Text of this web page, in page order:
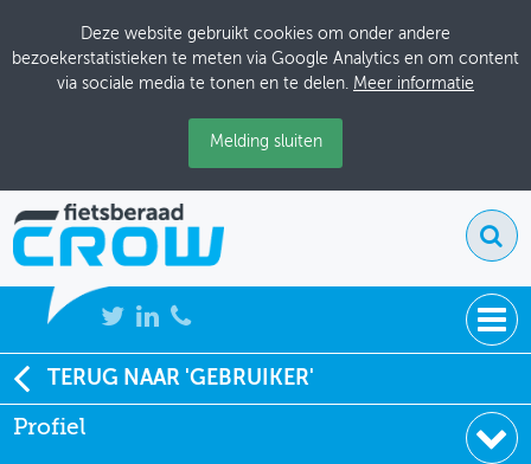
Deze website gebruikt cookies om onder andere
bezoekerstatistieken te meten via Google Analytics en om content
via sociale media te tonen en te delen. Meer informatie
Melding sluiten
NIEUWS
BIJEENKOMSTEN
TERUG NAAR 'GEBRUIKER'
Profiel